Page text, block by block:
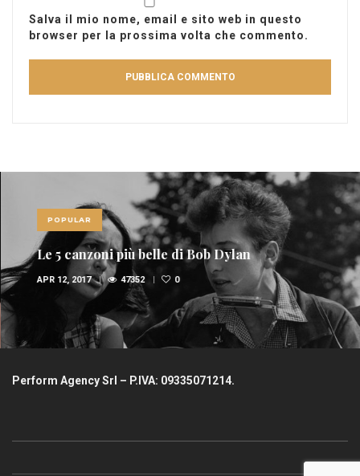
Salva il mio nome, email e sito web in questo
browser per la prossima volta che commento.
POPULAR
Le 5 canzoni più belle di Bob Dylan
APR 12, 2017 47352 0
Perform Agency Srl – P.IVA: 09335071214.